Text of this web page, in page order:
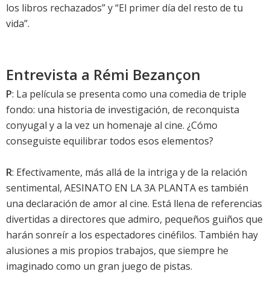
los libros rechazados” y “El primer día del resto de tu
vida”.
Entrevista a Rémi Bezançon
P: La película se presenta como una comedia de triple
fondo: una historia de investigación, de reconquista
conyugal y a la vez un homenaje al cine. ¿Cómo
conseguiste equilibrar todos esos elementos?
R: Efectivamente, más allá de la intriga y de la relación
sentimental, AESINATO EN LA 3A PLANTA es también
una declaración de amor al cine. Está llena de referencias
divertidas a directores que admiro, pequeños guiños que
harán sonreír a los espectadores cinéfilos. También hay
alusiones a mis propios trabajos, que siempre he
imaginado como un gran juego de pistas.